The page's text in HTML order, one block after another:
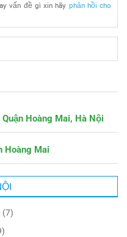
vấn đề gì xin hãy phản hồi cho
Hoàng Mai, Hà Nội
Hoàng Mai
(7)